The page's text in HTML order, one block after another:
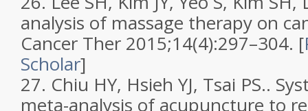
analysis of massage therapy on
Cancer Ther 2015;14(4):297–304. [
Scholar]
27. Chiu HY, Hsieh YJ, Tsai PS..
meta-analysis of acupuncture to